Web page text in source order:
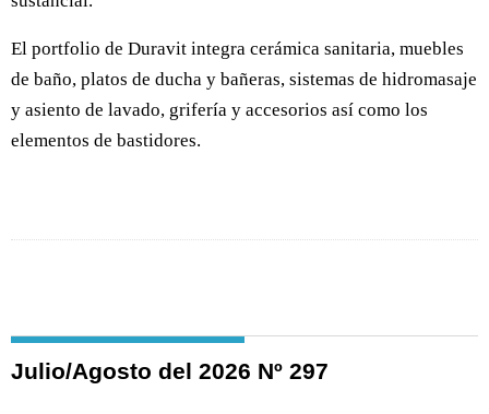
El portfolio de Duravit integra cerámica sanitaria, muebles
de baño, platos de ducha y bañeras, sistemas de hidromasaje
y asiento de lavado, grifería y accesorios así como los
elementos de bastidores.
Julio/Agosto del 2026 Nº 297